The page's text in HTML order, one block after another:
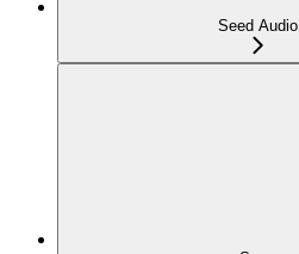
Seed Audio